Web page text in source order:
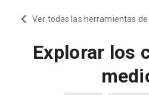
Ver todas las herramientas
Explorar los